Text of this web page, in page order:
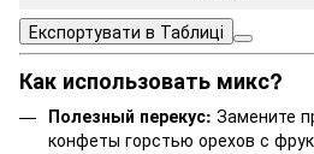
Експортувати в Таблиці
Как использовать микс?
Полезный перекус: Замените
конфеты горстью орехов с